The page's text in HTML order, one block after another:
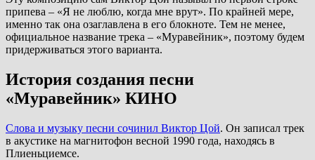
припева – «Я не люблю, когда мне врут». По крайней мере,
именно так она озаглавлена в его блокноте. Тем не менее,
официальное название трека – «Муравейник», поэтому будем
придерживаться этого варианта.
История создания песни
«Муравейник» КИНО
Слова и музыку песни сочинил Виктор Цой. Он записал трек
в акустике на магнитофон весной 1990 года, находясь в
Плиеньциемсе.